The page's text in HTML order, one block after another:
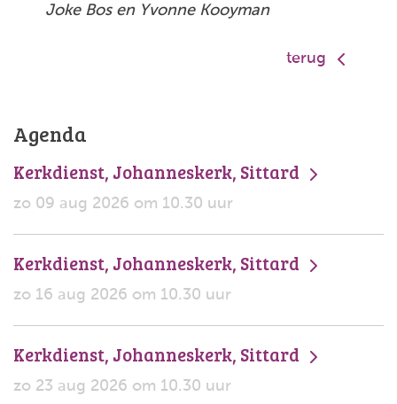
Joke Bos en Yvonne Kooyman
terug
Agenda
Kerkdienst, Johanneskerk, Sittard
zo 09 aug 2026 om 10.30 uur
Kerkdienst, Johanneskerk, Sittard
zo 16 aug 2026 om 10.30 uur
Kerkdienst, Johanneskerk, Sittard
zo 23 aug 2026 om 10.30 uur